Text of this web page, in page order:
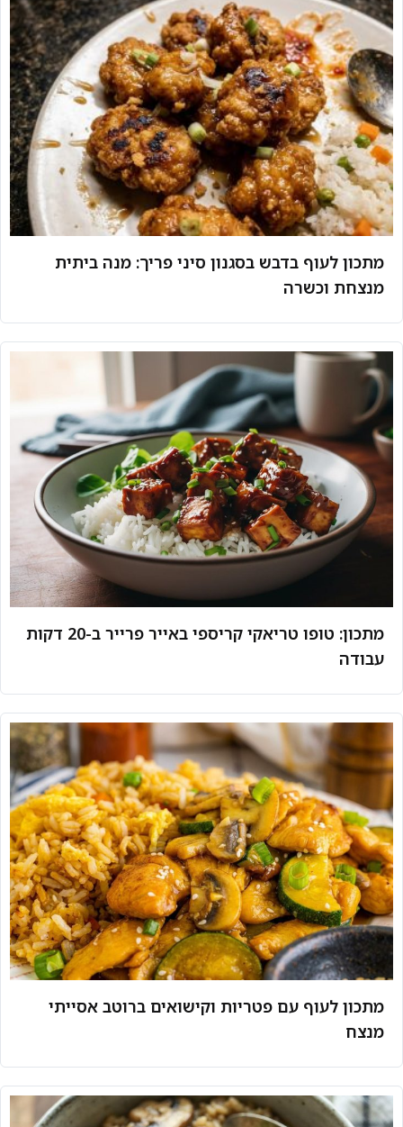
מתכון לעוף בדבש בסגנון סיני פריך: מנה ביתית
מנצחת וכשרה
מתכון: טופו טריאקי קריספי באייר פרייר ב-20 דקות
עבודה
מתכון לעוף עם פטריות וקישואים ברוטב אסייתי
מנצח